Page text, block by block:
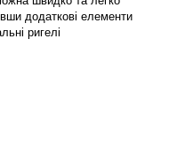
додаткові елементи
ригелі